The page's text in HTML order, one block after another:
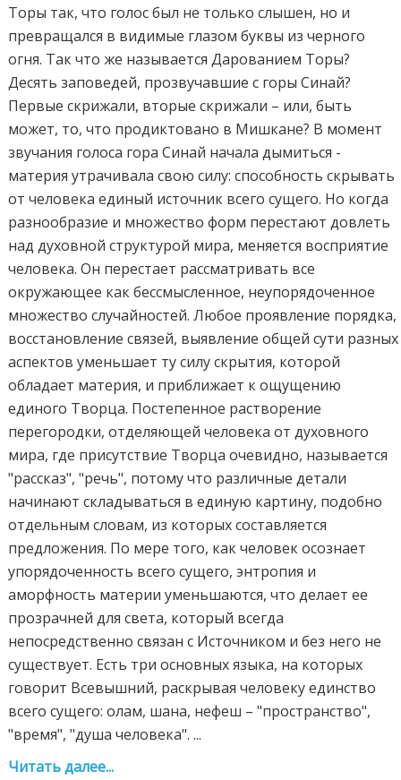
Торы так, что голос был не только слышен, но и
превращался в видимые глазом буквы из черного
огня. Так что же называется Дарованием Торы?
Десять заповедей, прозвучавшие с горы Синай?
Первые скрижали, вторые скрижали – или, быть
может, то, что продиктовано в Мишкане? В момент
звучания голоса гора Синай начала дымиться -
материя утрачивала свою силу: способность скрывать
от человека единый источник всего сущего. Но когда
разнообразие и множество форм перестают довлеть
над духовной структурой мира, меняется восприятие
человека. Он перестает рассматривать все
окружающее как бессмысленное, неупорядоченное
множество случайностей. Любое проявление порядка,
восстановление связей, выявление общей сути разных
аспектов уменьшает ту силу скрытия, которой
обладает материя, и приближает к ощущению
единого Творца. Постепенное растворение
перегородки, отделяющей человека от духовного
мира, где присутствие Творца очевидно, называется
"рассказ", "речь", потому что различные детали
начинают складываться в единую картину, подобно
отдельным словам, из которых составляется
предложения. По мере того, как человек осознает
упорядоченность всего сущего, энтропия и
аморфность материи уменьшаются, что делает ее
прозрачней для света, который всегда
непосредственно связан с Источником и без него не
существует. Есть три основных языка, на которых
говорит Всевышний, раскрывая человеку единство
всего сущего: олам, шана, нефеш – "пространство",
"время", "душа человека". ...
Читать далее...